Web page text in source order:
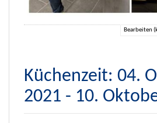
Bearbeiten
Küchenzeit: 04.
2021 - 10.